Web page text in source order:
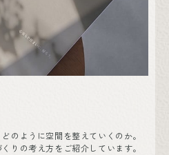
のように空間を整えていくのか。
りの考え方をご紹介しています。